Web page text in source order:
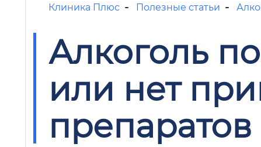
Клиника Плюс Полезные статьи
Алкоголь
или нет
препаратов